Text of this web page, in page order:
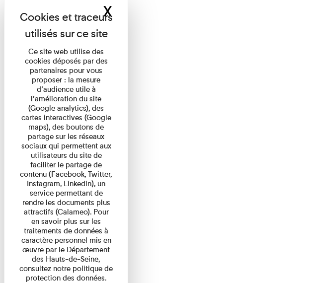
Ce site web utilise des
cookies déposés par des
partenaires pour vous
proposer : la mesure
d’audience utile à
l’amélioration du site
(Google analytics), des
cartes interactives (Google
maps), des boutons de
partage sur les réseaux
sociaux qui permettent aux
utilisateurs du site de
faciliter le partage de
contenu (Facebook, Twitter,
Instagram, Linkedin), un
service permettant de
rendre les documents plus
attractifs (Calameo). Pour
en savoir plus sur les
traitements de données à
caractère personnel mis en
œuvre par le Département
des Hauts-de-Seine,
consultez notre politique de
protection des données.
XMasquer le bandeau des cookies